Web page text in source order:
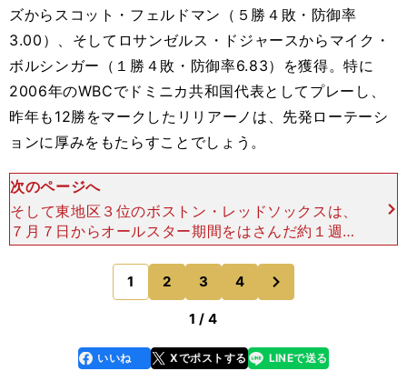
ズからスコット・フェルドマン（５勝４敗・防御率
3.00）、そしてロサンゼルス・ドジャースからマイク・
ボルシンガー（１勝４敗・防御率6.83）を獲得。特に
2006年のWBCでドミニカ共和国代表としてプレーし、
昨年も12勝をマークしたリリアーノは、先発ローテーシ
ョンに厚みをもたらすことでしょう。
次のページへ
そして東地区３位のボストン・レッドソックスは、
７月７日からオールスター期間をはさんだ約１週間
のあいだに４件ものトレードを成功させました。ア
リゾナ・ダイヤモンドバックスからアンダースロー
右腕のブラッド・
1 2 3 4
のページへ
1 / 4
faceboo
k
いいね Xでポストする
line LINEで送る